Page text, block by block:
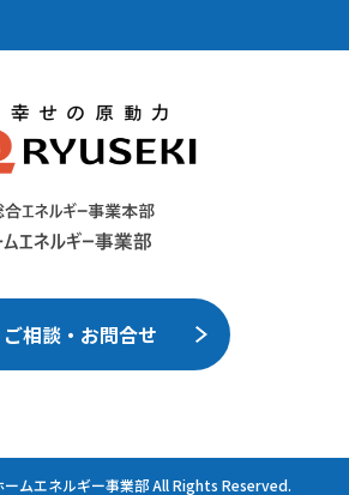
ご相談・お問合せ
ムエネルギー事業部 All Rights Reserved.